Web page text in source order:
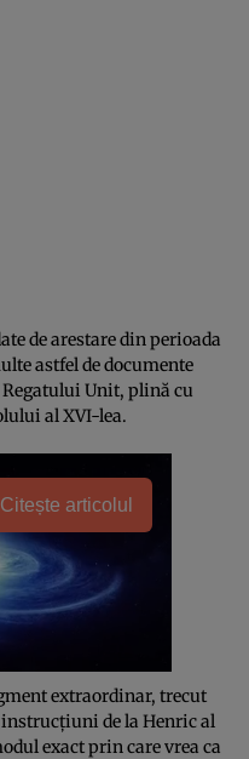
de arestare din perioada
astfel de documente
Unit, plină cu
al XVI-lea.
Citește articolul
extraordinar, trecut
instrucțiuni de la Henric al
exact prin care vrea ca